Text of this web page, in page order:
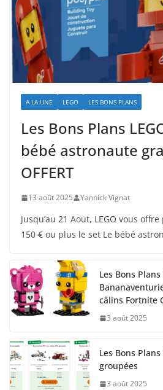
A LA UNE LEGO LES BONS PLANS
Les Bons Plans
bébé astronaute
OFFERT
13 août 2025 Yannick Vignat
Jusqu’au 21 Aout, LEGO vous
150 € ou plus le set Le bébé
Les Bons Plans
câlins Fortnite
3 août 2025
Les Bons
groupées
3 août 2025